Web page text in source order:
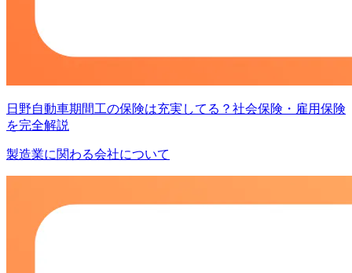
日野自動車期間工の保険は充実してる？社会保険・雇用保険
を完全解説
製造業に関わる会社について